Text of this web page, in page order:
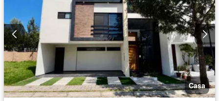
Casa